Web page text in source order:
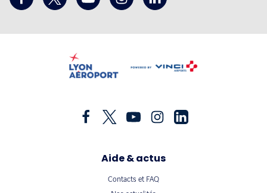
Aide & actus
Contacts et FAQ